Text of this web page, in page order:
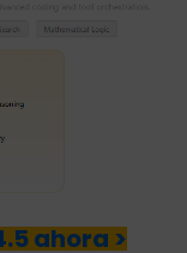
ahora >